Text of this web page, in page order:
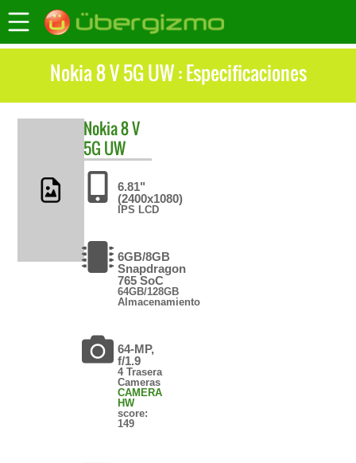
Nokia 8 V 5G UW : Especificaciones
Nokia8 V
5G UW
6.81"
(2400x1080)
IPS LCD
6GB/8GB
Snapdragon
765 SoC
64GB/128GB
Almacenamiento
64-MP,
f/1.9
4 Trasera
Cameras
CAMERA
HW
score:
149